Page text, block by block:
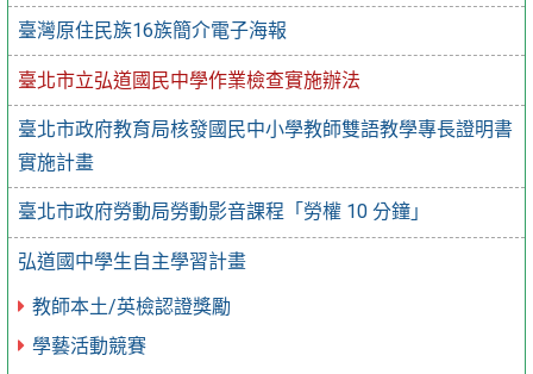
臺灣原住民族16族簡介電子海報
臺北市立弘道國民中學作業檢查實施辦法
臺北市政府教育局核發國民中小學教師雙語教學專長證明書
實施計畫
臺北市政府勞動局勞動影音課程「勞權 10 分鐘」
弘道國中學生自主學習計畫
教師本土/英檢認證獎勵
學藝活動競賽